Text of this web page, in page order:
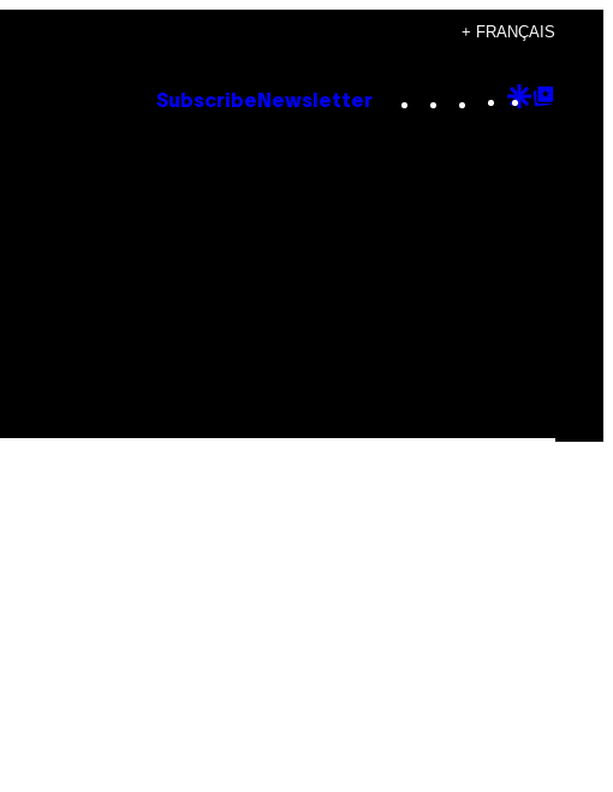
+ FRANÇAIS
Subscribe Newsletter Instagram
TikTok
YouTube
Google